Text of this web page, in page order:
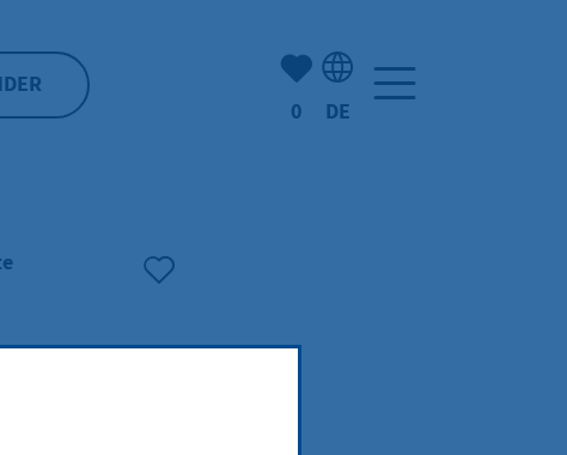
Anzahl der gemerkten
0 DE